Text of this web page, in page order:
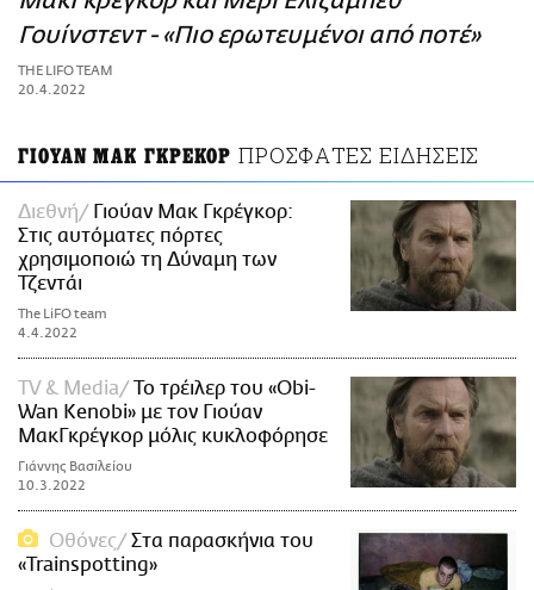
ΑΜΠΑ
PRINT
Γουίνστεντ - «Πιο ερωτευμένοι από ποτέ»
THE LIFO TEAM
20.4.2022
ΓΙΟΥΑΝ ΜΑΚ ΓΚΡΕΚΟΡ ΠΡΟΣΦΑΤΕΣ ΕΙΔΗΣΕΙΣ
Διεθνή
Γιούαν Μακ Γκρέγκορ:
Στις αυτόματες πόρτες
χρησιμοποιώ τη Δύναμη των
Τζεντάι
The LiFO team
4.4.2022
TV & Media
Το τρέιλερ του «Obi-
Wan Kenobi» με τον Γιούαν
ΜακΓκρέγκορ μόλις κυκλοφόρησε
Γιάννης Βασιλείου
10.3.2022
Οθόνες
Στα παρασκήνια του
«Trainspotting»